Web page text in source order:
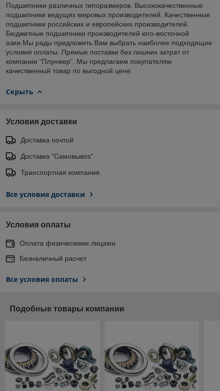
Подшипники различных типоразмеров. Высококачественные
подшипники ведущих мировых производителей. Качественные
подшипники российских и европейских производителей.
Бюджетные подшипники производителей юго-восточной
азии.Мы рады предложить Вам выбрать наиболее подходящие
условия оплаты. Прямые поставки без лишних затрат от
компании “Плунжер”. Мы предлагаем покупателям
качественный товар по выгодной цене.
Скрыть
Условия доставки
Доставка почтой
Доставка "Самовывоз"
Транспортная компания
Все условия доставки
Условия оплаты
Оплата физическими лицами
Безналичный расчет
Все условия оплаты
Подобные товары компании